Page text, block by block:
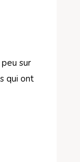
sur
qui ont